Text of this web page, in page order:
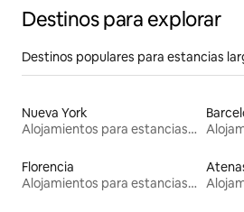
Destinos para explorar
Destinos populares para estancias
Nueva York
Alojamientos para estancias largas
Florencia
Alojamientos para estancias largas